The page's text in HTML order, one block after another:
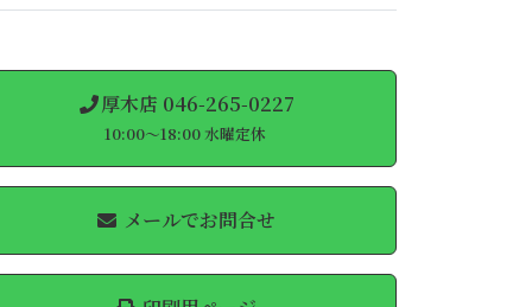
厚木店 046-265-0227
10:00～18:00 水曜定休
メールでお問合せ